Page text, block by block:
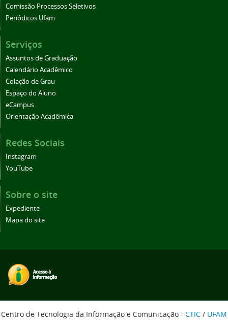
Comissão Processos Seletivos
Periódicos Ufam
Serviços
Assuntos de Graduação
Calendário Acadêmico
Colação de Grau
Espaço do Aluno
eCampus
Orientação Acadêmica
Redes Sociais
Instagram
YouTube
Sobre o site
Expediente
Mapa do site
Centro de Tecnologia da Informação e Comunicação - CTIC / UFAM